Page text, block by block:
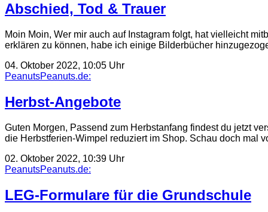
Abschied, Tod & Trauer
Moin Moin, Wer mir auch auf Instagram folgt, hat vielleicht
erklären zu können, habe ich einige Bilderbücher
04. Oktober 2022, 10:05 Uhr
PeanutsPeanuts.de:
Herbst-Angebote
Guten Morgen, Passend zum Herbstanfang findest du jetzt
die Herbstferien-Wimpel reduziert im Shop. Schau doch mal
02. Oktober 2022, 10:39 Uhr
PeanutsPeanuts.de:
LEG-Formulare für die Grundschule